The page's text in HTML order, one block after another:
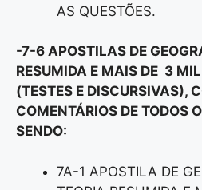
AS QUESTÕES.
-7-6 APOSTILAS DE
RESUMIDA E MAIS DE 3
(TESTES E DISCURSIVAS),
COMENTÁRIOS DE TODOS
SENDO:
7A-1 APOSTILA DE